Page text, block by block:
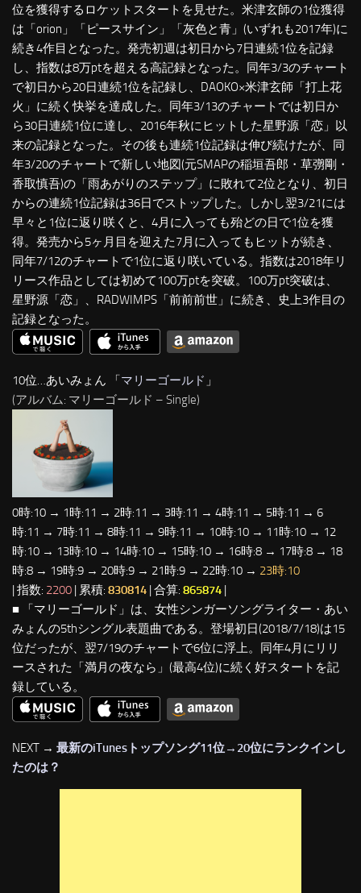
位を獲得するロケットスタートを見せた。米津玄師の1位獲得
は「orion」「ピースサイン」「灰色と青」(いずれも2017年)に
続き4作目となった。発売初週は初日から7日連続1位を記録
し、指数は8万ptを超える高記録となった。同年3/3のチャート
で初日から20日連続1位を記録し、DAOKO×米津玄師「打上花
火」に続く快挙を達成した。同年3/13のチャートでは初日か
ら30日連続1位に達し、2016年秋にヒットした星野源「恋」以
来の記録となった。その後も連続1位記録は伸び続けたが、同
年3/20のチャートで新しい地図(元SMAPの稲垣吾郎・草彅剛・
香取慎吾)の「雨あがりのステップ」に敗れて2位となり、初日
からの連続1位記録は36日でストップした。しかし翌3/21には
早々と1位に返り咲くと、4月に入っても殆どの日で1位を獲
得。発売から5ヶ月目を迎えた7月に入ってもヒットが続き、
同年7/12のチャートで1位に返り咲いている。指数は2018年リ
リース作品としては初めて100万ptを突破。100万pt突破は、
星野源「恋」、RADWIMPS「前前前世」に続き、史上3作目の
記録となった。
10位…あいみょん 「マリーゴールド 」
(アルバム: マリーゴールド – Single)
0時:10 → 1時:11 → 2時:11 → 3時:11 → 4時:11 → 5時:11 → 6
時:11 → 7時:11 → 8時:11 → 9時:11 → 10時:10 → 11時:10 → 12
時:10 → 13時:10 → 14時:10 → 15時:10 → 16時:8 → 17時:8 → 18
時:8 → 19時:9 → 20時:9 → 21時:9 → 22時:10 → 23時:10
| 指数: 2200 | 累積: 830814 | 合算: 865874 |
■ 「マリーゴールド」は、女性シンガーソングライター・あい
みょんの5thシングル表題曲である。登場初日(2018/7/18)は15
位だったが、翌7/19のチャートで6位に浮上。同年4月にリリ
ースされた「満月の夜なら」(最高4位)に続く好スタートを記
録している。
NEXT → 最新のiTunesトップソング11位→20位にランクインし
たのは？